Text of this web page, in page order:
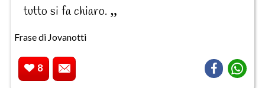
tutto si fa chiaro.
Frase di Jovanotti
8